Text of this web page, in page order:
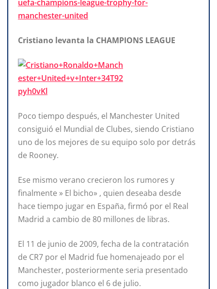
Cristiano levanta la CHAMPIONS LEAGUE
Poco tiempo después, el Manchester United
consiguió el Mundial de Clubes, siendo Cristiano
uno de los mejores de su equipo solo por detrás
de Rooney.
Ese mismo verano crecieron los rumores y
finalmente » El bicho» , quien deseaba desde
hace tiempo jugar en España, firmó por el Real
Madrid a cambio de 80 millones de libras.
El 11 de junio de 2009, fecha de la contratación
de CR7 por el Madrid fue homenajeado por el
Manchester, posteriormente seria presentado
como jugador blanco el 6 de julio.